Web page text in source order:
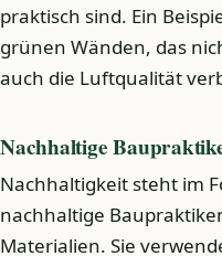
praktisch sind. Ein
grünen Wänden, das
auch die Luftqualität
Nachhaltige
Nachhaltigkeit steht im
nachhaltige
Materialien. Sie